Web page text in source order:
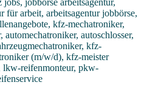
jobbörse arbeitsagentur,
für arbeit, arbeitsagentur jobbörse,
kfz-mechatroniker,
autoschlosser,
kfz-
(m/w/d), kfz-meister
reifenmonteur, pkw-